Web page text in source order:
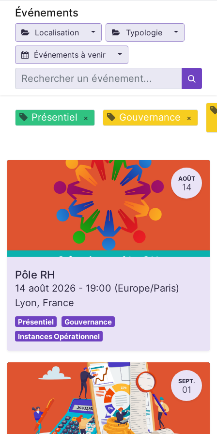
Événements
Localisation Typologie
Événements à venir
Présentiel × Gouvernance ×
AOÛT
14
Pôle RH
14 août 2026 - 19:00 (Europe/Paris)
Lyon, France
Présentiel
Gouvernance
Instances Opérationnel
SEPT.
01